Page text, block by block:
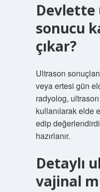
sonucu
çıkar?
Ultrason
veya ertesi gün
radyolog,
kullanılarak elde
edip
hazırlanır.
Detaylı
vajinal